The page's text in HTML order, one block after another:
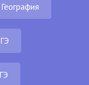
География